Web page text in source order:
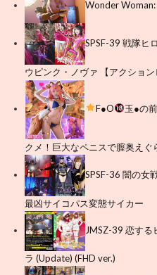
Wonder Woman:
SPSF-39 戦隊ヒ
ウピンク・ノヴァ 【アクション
F●O 玉●の前
クメ！巨大なペニスで膣奥え
SPSF-36 闇の女
最凶サイコパス変態サイカー
JMSZ-39 恋す
ラ (Update) (FHD ver.)